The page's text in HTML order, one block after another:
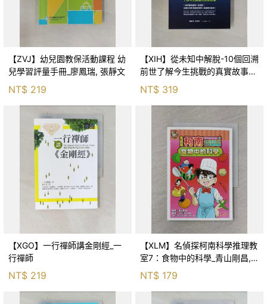
【ZVJ】幼兒園教保活動課程 幼
兒學習評量手冊_廖鳳瑞, 張靜文
NT$ 219
【XIH】從未知中解脫-10個回溯
前世了解今生挑戰的真實故事_
羅伯特．舒
NT$ 319
【XGO】一行禪師講金剛經_一
行禪師
NT$ 219
【XLM】名偵探柯南科學推理教
室7：食物中的科學_青山剛昌,
NT$ 179